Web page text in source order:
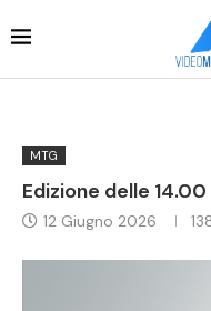
MTG
Edizione delle
12 Giugno 2026